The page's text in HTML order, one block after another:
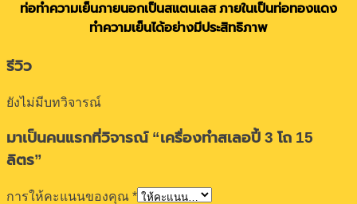
ท่อทำความเย็นภายนอกเป็นสแตนเลส ภายในเป็นท่อทองแดง
ทำความเย็นได้อย่างมีประสิทธิภาพ
รีวิว
ยังไม่มีบทวิจารณ์
มาเป็นคนแรกที่วิจารณ์ “เครื่องทำสเลอปี้ 3 โถ 15
ลิตร”
การให้คะแนนของคุณ *